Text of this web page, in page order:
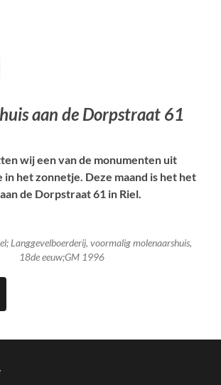
aan de Dorpstraat 61
wij een van de monumenten uit
in het zonnetje. Deze maand is het het
de Dorpstraat 61 in Riel.
Langgevelboerderij, voormalig molenaarshuis,
18de eeuw;GM 1996